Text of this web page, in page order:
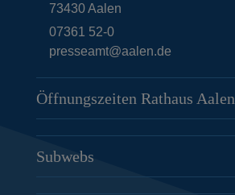
73430Aalen
07361 52-0
presseamt@aalen.de
Öffnungszeiten Rathaus Aalen
Subwebs